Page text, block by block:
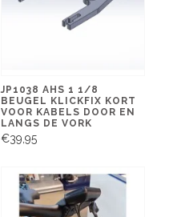
JP1038 AHS 1 1/8
BEUGEL KLICKFIX KORT
VOOR KABELS DOOR EN
LANGS DE VORK
€39,95